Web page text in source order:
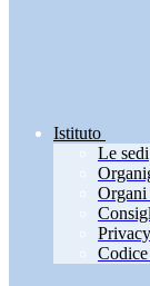
Istituto
Le sedi
Privacy